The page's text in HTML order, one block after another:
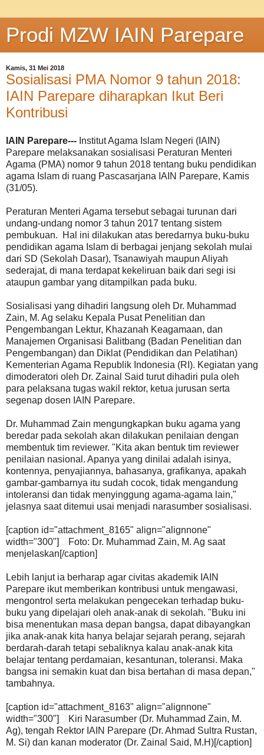
Prodi MZW IAIN Parepare
Kamis, 31 Mei 2018
Sosialisasi PMA Nomor 9 tahun 2018:
IAIN Parepare diharapkan Ikut Beri
Kontribusi
IAIN Parepare--- Institut Agama Islam Negeri (IAIN)
Parepare melaksanakan sosialisasi Peraturan Menteri
Agama (PMA) nomor 9 tahun 2018 tentang buku pendidikan
agama Islam di ruang Pascasarjana IAIN Parepare, Kamis
(31/05).
Peraturan Menteri Agama tersebut sebagai turunan dari
undang-undang nomor 3 tahun 2017 tentang sistem
pembukuan. Hal ini dilakukan atas beredarnya buku-buku
pendidikan agama Islam di berbagai jenjang sekolah mulai
dari SD (Sekolah Dasar), Tsanawiyah maupun Aliyah
sederajat, di mana terdapat kekeliruan baik dari segi isi
ataupun gambar yang ditampilkan pada buku.
Sosialisasi yang dihadiri langsung oleh Dr. Muhammad
Zain, M. Ag selaku Kepala Pusat Penelitian dan
Pengembangan Lektur, Khazanah Keagamaan, dan
Manajemen Organisasi Balitbang (Badan Penelitian dan
Pengembangan) dan Diklat (Pendidikan dan Pelatihan)
Kementerian Agama Republik Indonesia (RI). Kegiatan yang
dimoderatori oleh Dr. Zainal Said turut dihadiri pula oleh
para pelaksana tugas wakil rektor, ketua jurusan serta
segenap dosen IAIN Parepare.
Dr. Muhammad Zain mengungkapkan buku agama yang
beredar pada sekolah akan dilakukan penilaian dengan
membentuk tim reviewer. "Kita akan bentuk tim reviewer
penilaian nasional. Apanya yang dinilai adalah isinya,
kontennya, penyajiannya, bahasanya, grafikanya, apakah
gambar-gambarnya itu sudah cocok, tidak mengandung
intoleransi dan tidak menyinggung agama-agama lain,"
jelasnya saat ditemui usai menjadi narasumber sosialisasi.
[caption id="attachment_8165" align="alignnone"
width="300"]
Foto: Dr. Muhammad Zain, M. Ag saat
menjelaskan[/caption]
Lebih lanjut ia berharap agar civitas akademik IAIN
Parepare ikut memberikan kontribusi untuk mengawasi,
mengontrol serta melakukan pengecekan terhadap buku-
buku yang dipelajari oleh anak-anak di sekolah. "Buku ini
bisa menentukan masa depan bangsa, dapat dibayangkan
jika anak-anak kita hanya belajar sejarah perang, sejarah
berdarah-darah tetapi sebaliknya kalau anak-anak kita
belajar tentang perdamaian, kesantunan, toleransi. Maka
bangsa ini semakin kuat dan bisa bertahan di masa depan,"
tambahnya.
[caption id="attachment_8163" align="alignnone"
width="300"]
Kiri Narasumber (Dr. Muhammad Zain, M.
Ag), tengah Rektor IAIN Parepare (Dr. Ahmad Sultra Rustan,
M. Si) dan kanan moderator (Dr. Zainal Said, M.H)[/caption]